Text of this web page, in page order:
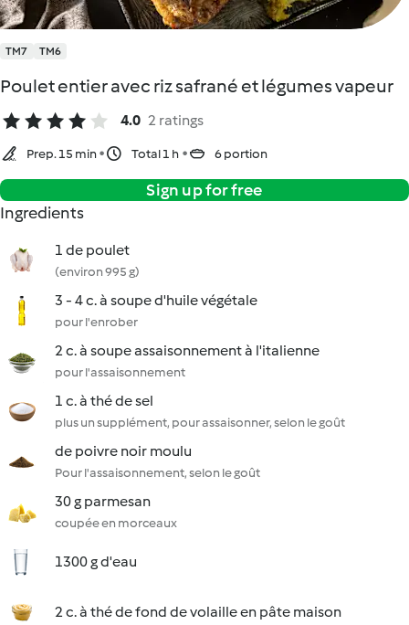
TM7 TM6
Poulet entier avec riz safrané et légumes vapeur
4.0 2 ratings
Prep. 15 min Total 1 h 6 portion
Sign up for free
Ingredients
1 de poulet
(environ 995 g)
3 - 4 c. à soupe d'huile végétale
pour l'enrober
2 c. à soupe assaisonnement à l'italienne
pour l'assaisonnement
1 c. à thé de sel
plus un supplément, pour assaisonner, selon le goût
de poivre noir moulu
Pour l'assaisonnement, selon le goût
30 g parmesan
coupée en morceaux
1300 g d'eau
2 c. à thé de fond de volaille en pâte maison